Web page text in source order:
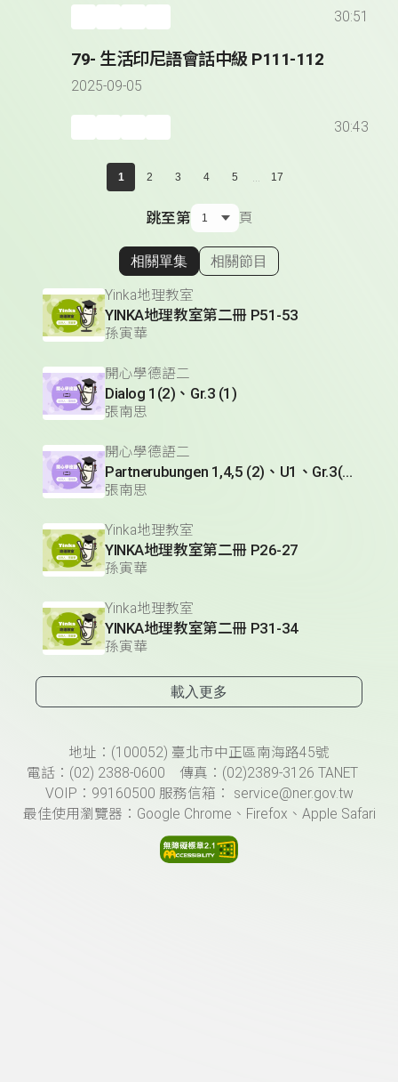
30:51
79- 生活印尼語會話中級 P111-112
2025-09-05
30:43
1 2 3 4 5 ... 17
跳至第 頁
顯示相關單集
相關單集 相關節目
Yinka地理教室
YINKA地理教室第二冊 P51-53
孫寅華
開心學德語二
Dialog 1(2)、Gr.3 (1)
張南思
開心學德語二
Partnerubungen 1,4,5 (2)、U1、Gr.3(1)
張南思
Yinka地理教室
YINKA地理教室第二冊 P26-27
孫寅華
Yinka地理教室
YINKA地理教室第二冊 P31-34
孫寅華
載入更多
頁尾資訊地址：(100052) 臺北市中正區南海路45號
電話：(02) 2388-0600 傳真：(02)2389-3126 TANET
VOIP：99160500 服務信箱： service@ner.gov.tw
最佳使用瀏覽器：Google Chrome、Firefox、Apple Safari